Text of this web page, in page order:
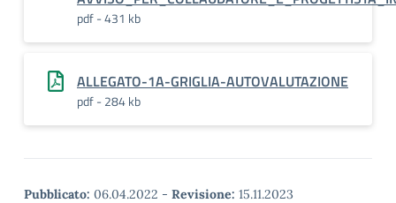
pdf - 431 kb
ALLEGATO-1A-GRIGLIA-AUTOVALUTAZIONE
pdf - 284 kb
Pubblicato: 06.04.2022 - Revisione: 15.11.2023